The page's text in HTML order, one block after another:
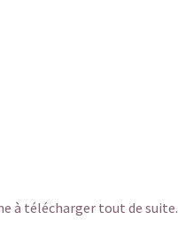
à télécharger tout de suite.